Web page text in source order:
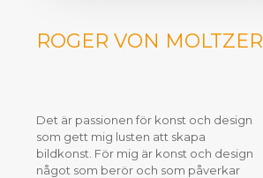
ROGER VON MOLTZER
Det är passionen för konst och design
som gett mig lusten att skapa
bildkonst. För mig är konst och design
något som berör och som påverkar